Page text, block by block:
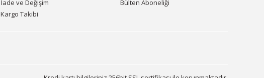
İade ve Değişim
Kargo Takibi
Bülten Aboneliği